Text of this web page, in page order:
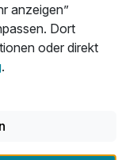
gerne einen
anzeigen”
Dort
oder direkt
.